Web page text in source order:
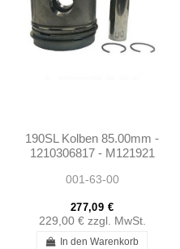
190SL Kolben 85.00mm -
1210306817 - M121921
001-63-00
277,09 €
229,00 € zzgl. MwSt.
In den Warenkorb